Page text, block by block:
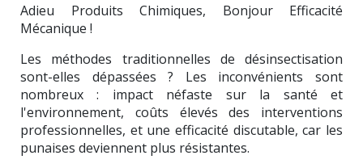
Adieu Produits Chimiques, Bonjour Efficacité
Mécanique !
Les méthodes traditionnelles de désinsectisation
sont-elles dépassées ? Les inconvénients sont
nombreux : impact néfaste sur la santé et
l'environnement, coûts élevés des interventions
professionnelles, et une efficacité discutable, car les
punaises deviennent plus résistantes.